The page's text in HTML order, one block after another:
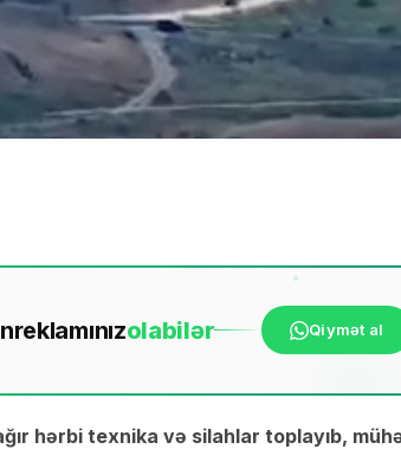
reklamınızolabilər Qiymət al
hərbi texnika və silahlar toplayıb,